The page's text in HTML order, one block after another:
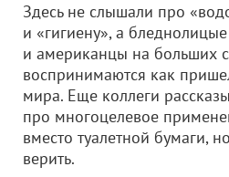
Здесь не слышали про
и «гигиену», а
и американцы на больших
воспринимаются как
мира. Еще коллеги
про многоцелевое
вместо туалетной бумаги,
верить.